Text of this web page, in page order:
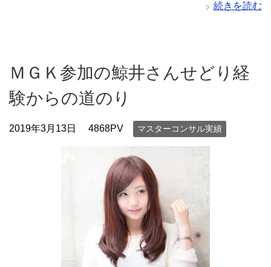
続きを読む
ＭＧＫ参加の鯨井さんせどり経
験からの道のり
2019年3月13日 4868PV マスターコンサル実績